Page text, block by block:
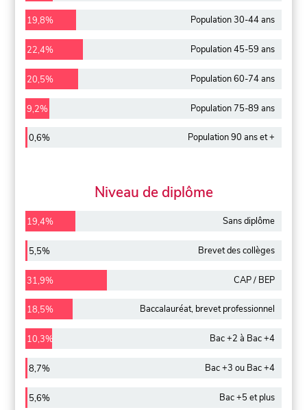
19,8% Population 30-44 ans
22,4% Population 45-59 ans
20,5% Population 60-74 ans
9,2% Population 75-89 ans
0,6% Population 90 ans et +
Niveau de diplôme
19,4% Sans diplôme
5,5% Brevet des collèges
31,9% CAP / BEP
18,5% Baccalauréat, brevet professionnel
10,3% Bac +2 à Bac +4
8,7% Bac +3 ou Bac +4
5,6% Bac +5 et plus